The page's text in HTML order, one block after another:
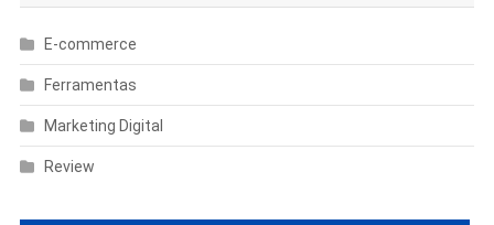
E-commerce
Ferramentas
Marketing Digital
Review